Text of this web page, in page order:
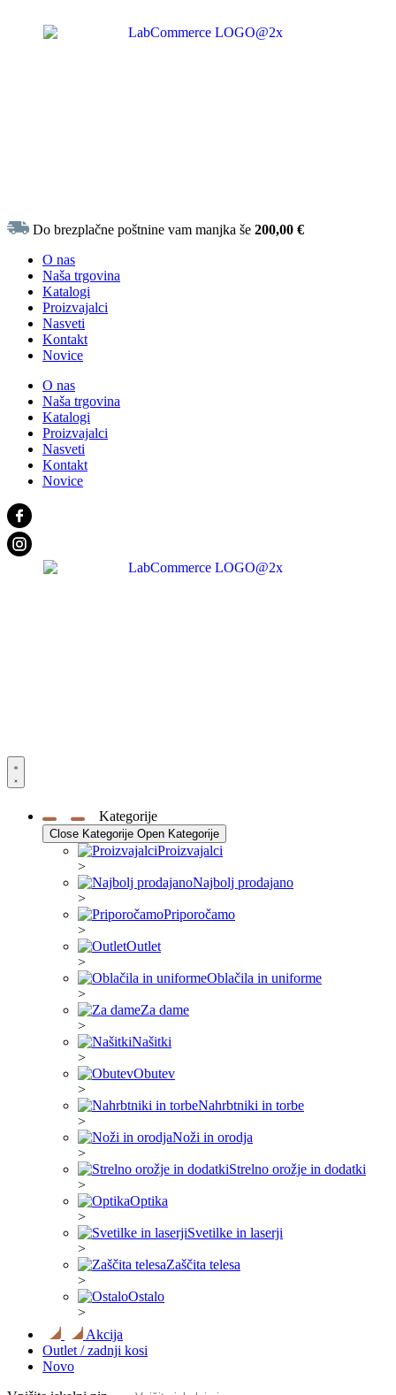
Do brezplačne poštnine vam manjka še200,00€
O nas
Naša trgovina
Katalogi
Proizvajalci
Nasveti
Kontakt
Novice
O nas
Naša trgovina
Katalogi
Proizvajalci
Nasveti
Kontakt
Novice
Kategorije
Close Kategorije Open Kategorije
Proizvajalci
>
Najbolj prodajano
>
Priporočamo
>
Outlet
>
Oblačila in uniforme
>
Za dame
>
Našitki
>
Obutev
>
Nahrbtniki in torbe
>
Noži in orodja
>
Strelno orožje in dodatki
>
Optika
>
Svetilke in laserji
>
Zaščita telesa
>
Ostalo
>
Akcija
Outlet / zadnji kosi
Novo